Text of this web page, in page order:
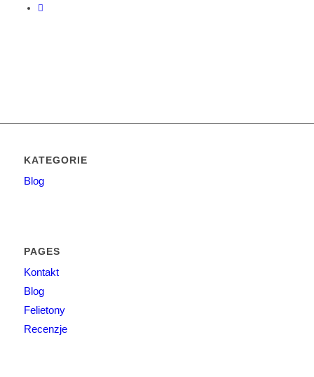
KATEGORIE
Blog
PAGES
Kontakt
Blog
Felietony
Recenzje